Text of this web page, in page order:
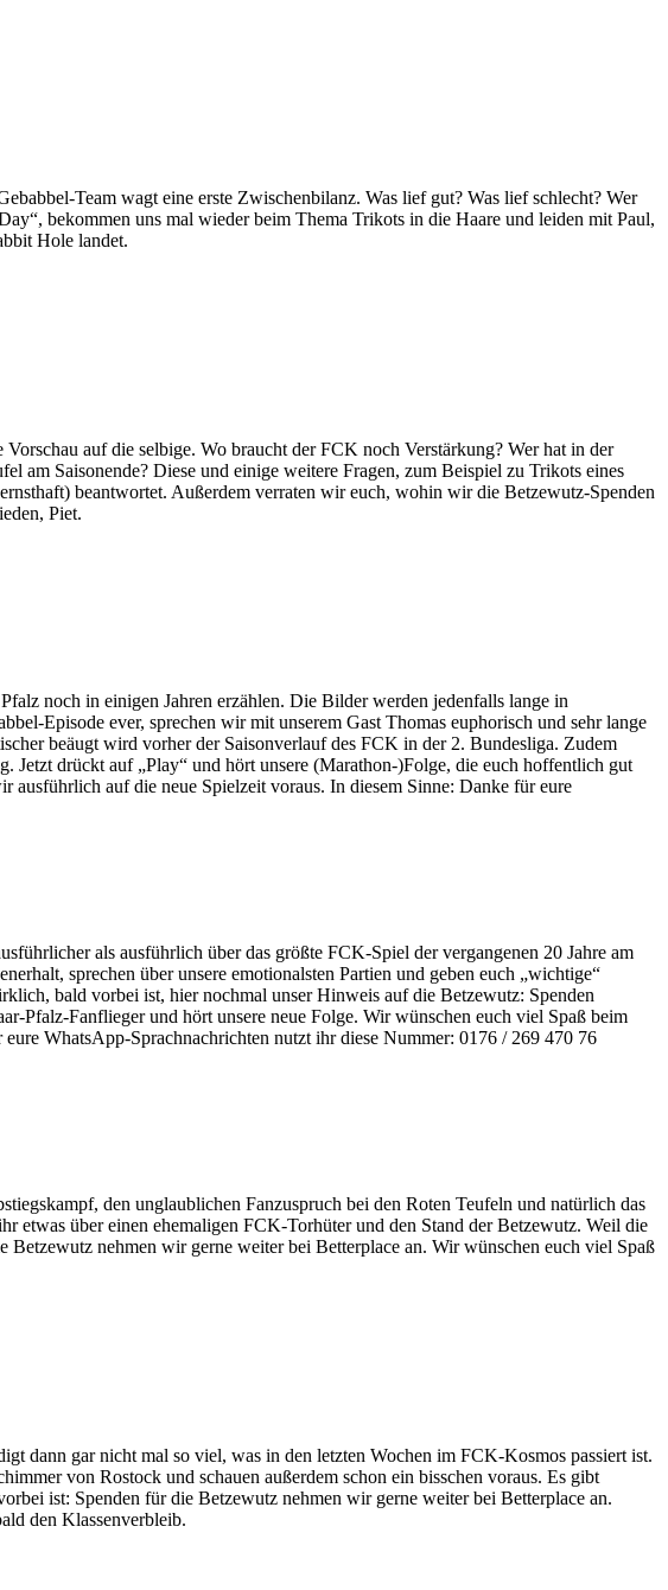
Team wagt eine erste Zwischenbilanz. Was lief gut? Was lief schlecht? Wer
bekommen uns mal wieder beim Thema Trikots in die Haare und leiden mit Paul,
Hole landet.
auf die selbige. Wo braucht der FCK noch Verstärkung? Wer hat in der
am Saisonende? Diese und einige weitere Fragen, zum Beispiel zu Trikots eines
beantwortet. Außerdem verraten wir euch, wohin wir die Betzewutz-Spenden
Piet.
noch in einigen Jahren erzählen. Die Bilder werden jedenfalls lange in
Episode ever, sprechen wir mit unserem Gast Thomas euphorisch und sehr lange
beäugt wird vorher der Saisonverlauf des FCK in der 2. Bundesliga. Zudem
Jetzt drückt auf „Play“ und hört unsere (Marathon-)Folge, die euch hoffentlich gut
auf die neue Spielzeit voraus. In diesem Sinne: Danke für eure
als ausführlich über das größte FCK-Spiel der vergangenen 20 Jahre am
sprechen über unsere emotionalsten Partien und geben euch „wichtige“
bald vorbei ist, hier nochmal unser Hinweis auf die Betzewutz: Spenden
Pfalz-Fanflieger und hört unsere neue Folge. Wir wünschen euch viel Spaß beim
WhatsApp-Sprachnachrichten nutzt ihr diese Nummer: 0176 / 269 470 76
den unglaublichen Fanzuspruch bei den Roten Teufeln und natürlich das
etwas über einen ehemaligen FCK-Torhüter und den Stand der Betzewutz. Weil die
nehmen wir gerne weiter bei Betterplace an. Wir wünschen euch viel Spaß
dann gar nicht mal so viel, was in den letzten Wochen im FCK-Kosmos passiert ist.
von Rostock und schauen außerdem schon ein bisschen voraus. Es gibt
ist: Spenden für die Betzewutz nehmen wir gerne weiter bei Betterplace an.
den Klassenverbleib.